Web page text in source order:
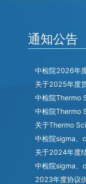
通知公告
中检院2026年
采购公告
关于2025年度
知
中检院Thermo
克林等36个品
年度采购项目-
中检院Thermo
克林等36个品
年度采购结果公
关于Thermo
林等36个品牌
度采购项目公告
中检院sigma、
品牌实验试剂耗
购结果公示
关于2024年度
中检院sigma、
品牌实验试剂
2023年度协议